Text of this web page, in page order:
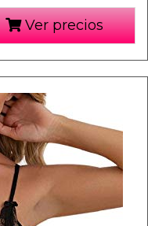
Ver precios